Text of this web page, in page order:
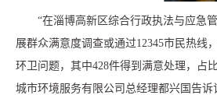
“在淄博高新区综合行政执法与应急
展群众满意度调查或通过12345市民热线
环卫问题，其中428件得到满意处理，占比
城市环境服务有限公司总经理都兴国告诉